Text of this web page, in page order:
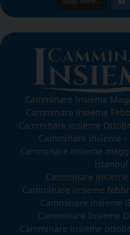
Camminare Insieme
Camminare insieme
Camminare insieme
Camminare insieme
Camminare insieme
istanbul
Camminare
Camminare insieme
Camminare insieme
Camminare Insieme
Camminare insieme